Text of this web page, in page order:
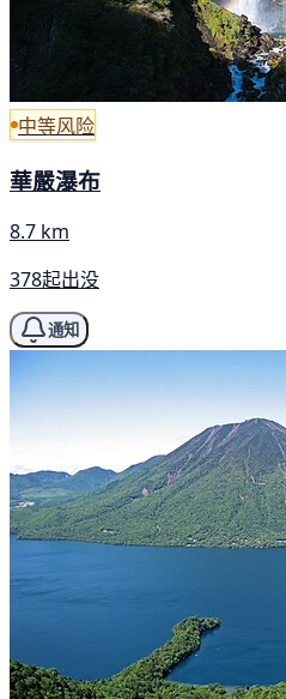
中等风险
華嚴瀑布
8.7 km
378起出没
通知